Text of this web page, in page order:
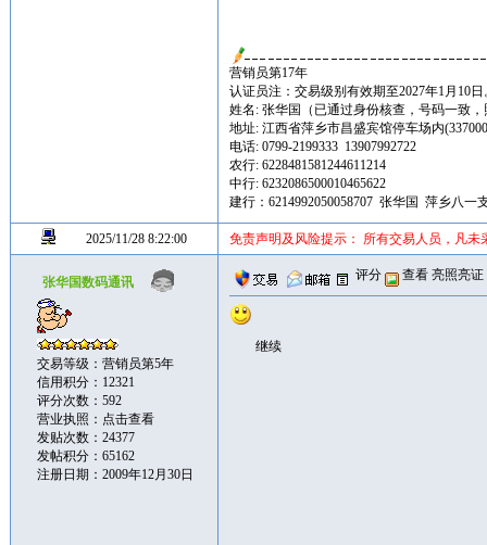
营销员第17年
认证员注：交易级别有效期至2027年1月10日
姓名: 张华国（已通过身份核查，号码一致
地址: 江西省萍乡市昌盛宾馆停车场内
电话: 0799-2199333 13907992722
农行: 6228481581244611214
中行: 6232086500010465622
建行：6214992050058707 张华国 萍乡八一
2025/11/28 8:22:00 免责声明及风险提示： 所有交易人员，凡
张华国数码通讯
交易等级：营销员第5年
信用积分：12321
评分次数：592
营业执照： 点击查看
发贴次数：24377
发帖积分：65162
注册日期：2009年12月30日
评分 查看 亮照亮证
继续